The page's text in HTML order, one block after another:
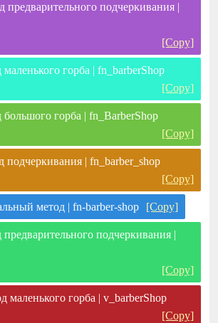
предварительного подчеркивания |
[Copy]
горба | fn_barberShop
[Copy]
горба | fn_BarberShop
[Copy]
| fn_barber_shop
[Copy]
метод | fn-barber-shop [Copy]
подчеркивания |
[Copy]
маленького горба | v_barberShop
[Copy]